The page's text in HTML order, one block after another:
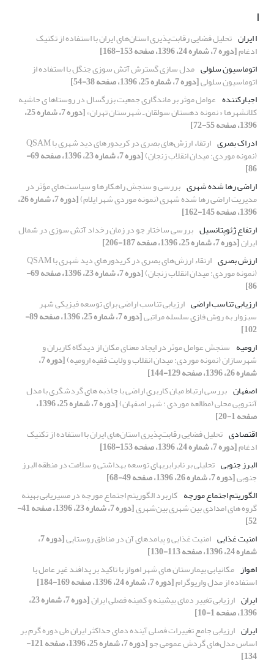
ا
ا ایران تحلیل فضایی رقابت‌پذیری استان‌های ایران با استفاده از تکنیک
ادغام[دوره 7، شماره 24، 1396، صفحه 153-168]
اتوماسیون سلولی مدل سازی گسترش آتش سوزی جنگل با استفاده از
اتوماسیون سلولی[دوره 7، شماره 25، 1396، صفحه 38-54]
اجبارکننده عوامل موثر بر ماندگاری جمعیت بزرگسال در روستاها ی حاشیه
کلانشهرها « نمونه دهستان سولقان ـ شهرستان تهران» [دوره 7، شماره 25،
1396، صفحه 55-72]
ادراک بصری
ارتقاء ارزش‌های بصری در کریدورهای دید شهری با QSAM
(نمونه موردی: میدان انقلاب زنجان) [دوره 7، شماره 23، 1396، صفحه 69-
86]
اراضی رها شده شهری بررسی و سنجش راهکارها و سیاست‌های مؤثر در
مدیریت اراضی رها شده شهری (نمونه موردی شهر ایلام) [دوره 7، شماره 26،
1396، صفحه 145-162]
ارتفاع ژئوپتانسیل بررسی ساختار جو در زمان رخداد آتش سوزی در شمال
ایران[دوره 7، شماره 25، 1396، صفحه 187-206]
ارزش بصری
ارتقاء ارزش‌های بصری در کریدورهای دید شهری با QSAM
(نمونه موردی: میدان انقلاب زنجان) [دوره 7، شماره 23، 1396، صفحه 69-
86]
ارزیابی تناسب اراضی ارزیابی تناسب اراضی برای توسعه فیزیکی شهر
سبزوار به روش فازی سلسله مراتبی [دوره 7، شماره 25، 1396، صفحه 89-
102]
ارومیه سنجش عوامل موثر در ایجاد معنای مکان از دیدگاه کاربران و
شهرسازان (نمونه موردی: میدان انقلاب و ولایت فقیه ارومیه) [دوره 7،
شماره 26، 1396، صفحه 129-144]
اصفهان بررسی ارتباط میان کاربری اراضی با جاذبه های گردشگری با مدل
آنتروپی محلی (مطالعه موردی : شهر اصفهان) [دوره 7، شماره 25، 1396،
صفحه 1-20]
اقتصادی تحلیل فضایی رقابت‌پذیری استان‌های ایران با استفاده از تکنیک
ادغام[دوره 7، شماره 24، 1396، صفحه 153-168]
البرز جنوبی تحلیلی بر نابرابریهای توسعه بهداشتی و سلامت در منطقه البرز
جنوبی[دوره 7، شماره 26، 1396، صفحه 49-68]
الگوریتم اجتماع مورچه کاربرد الگوریتم اجتماع مورچه در مسیریابی بهینه
گروه های امدادی بین شهری بین‌شهری [دوره 7، شماره 23، 1396، صفحه 41-
52]
امنیت غذایی امنیت غذایی و پیامدهای آن در مناطق روستایی [دوره 7،
شماره 24، 1396، صفحه 113-130]
اهواز مکانیابی بیمارستان های شهر اهواز با تاکید بر پدافند غیر عامل با
استفاده از مدل واریوگرام[دوره 7، شماره 24، 1396، صفحه 169-184]
ایران ارزیابی تغییر دمای بیشینه و کمینه فصلی ایران [دوره 7، شماره 23،
1396، صفحه 1-10]
ایران ارزیابی جامع تغییرات فصلی آینده دمای حداکثر ایران طی دوره گرم بر
اساس مدل‌های گردش عمومی جو [دوره 7، شماره 25، 1396، صفحه 121-
134]